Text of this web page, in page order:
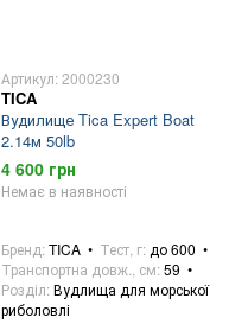
Артикул: 2000230
TICA
Вудилище Tica Expert Boat
2.14м 50lb
4 600 грн
Немає в наявності
Бренд TICA Тест, г до 600
Транспортна довж., см 59
Розділ Вудлища для морської
риболовлі